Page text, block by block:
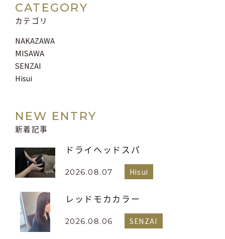
CATEGORY
カテゴリ
NAKAZAWA
MISAWA
SENZAI
Hisui
NEW ENTRY
新着記事
ドライヘッドスパ
2026.08.07 Hisui
レッドモカカラー
2026.08.06 SENZAI